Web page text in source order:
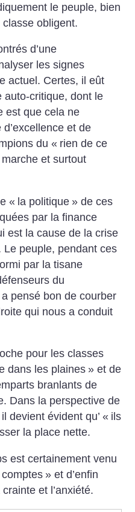
le peuple, bien
obligent.
d’une
les signes
actuel. Certes, il eût
auto-critique, dont le
est que cela ne
et de
du « rien de ce
et surtout
« la politique » de ces
par la finance
est la cause de la crise
peuple, pendant ces
par la tisane
du
pensé bon de courber
qui nous a conduit
pour les classes
dans les plaines » et de
branlants de
Dans la perspective de
devient évident qu’ « ils
la place nette.
est certainement venu
» et d’enfin
et l’anxiété.